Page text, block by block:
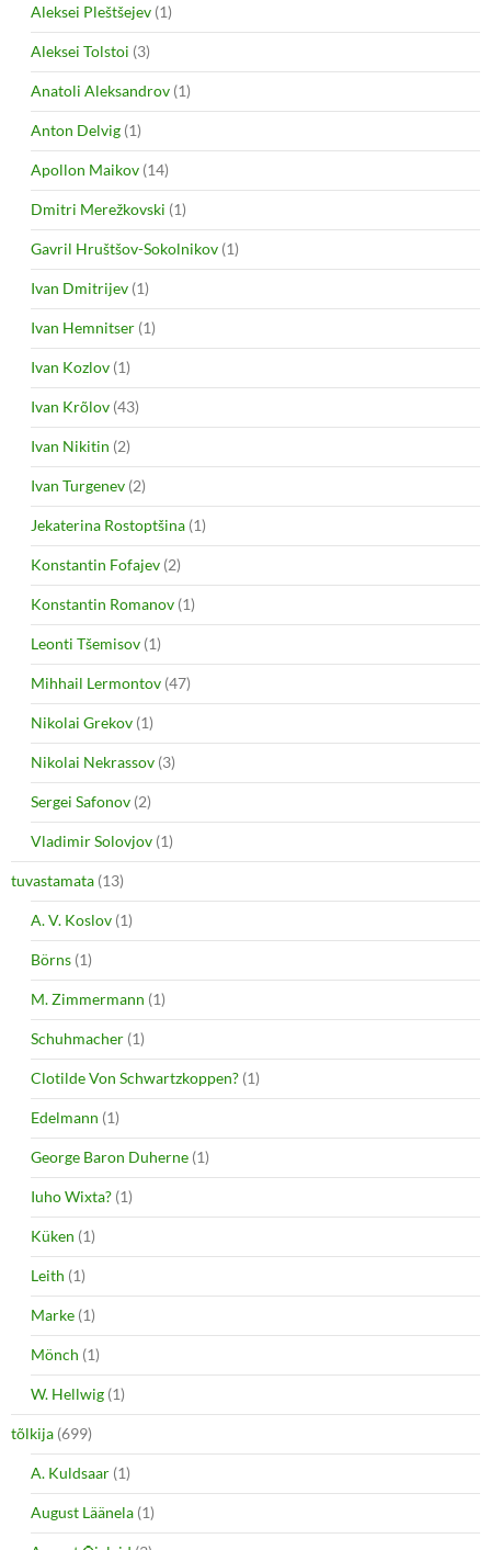
Aleksei Pleštšejev (1)
Aleksei Tolstoi (3)
Anatoli Aleksandrov (1)
Anton Delvig (1)
Apollon Maikov (14)
Dmitri Merežkovski (1)
Gavril Hruštšov-Sokolnikov (1)
Ivan Dmitrijev (1)
Ivan Hemnitser (1)
Ivan Kozlov (1)
Ivan Krõlov (43)
Ivan Nikitin (2)
Ivan Turgenev (2)
Jekaterina Rostoptšina (1)
Konstantin Fofajev (2)
Konstantin Romanov (1)
Leonti Tšemisov (1)
Mihhail Lermontov (47)
Nikolai Grekov (1)
Nikolai Nekrassov (3)
Sergei Safonov (2)
Vladimir Solovjov (1)
tuvastamata (13)
A. V. Koslov (1)
Börns (1)
M. Zimmermann (1)
Schuhmacher (1)
Clotilde Von Schwartzkoppen? (1)
Edelmann (1)
George Baron Duherne (1)
Iuho Wixta? (1)
Küken (1)
Leith (1)
Marke (1)
Mönch (1)
W. Hellwig (1)
tõlkija (699)
A. Kuldsaar (1)
August Läänela (1)